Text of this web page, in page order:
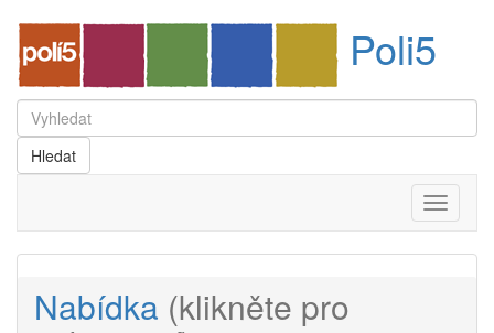
Poli5
Menu
Nabídka (klikněte pro